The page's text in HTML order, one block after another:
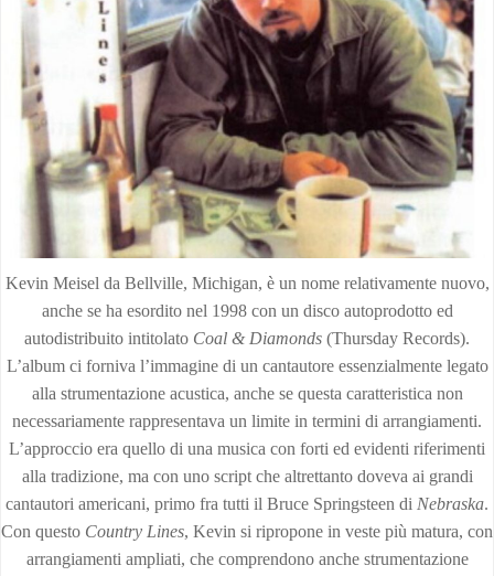
Kevin Meisel da Bellville, Michigan, è un nome relativamente nuovo,
anche se ha esordito nel 1998 con un disco autoprodotto ed
autodistribuito intitolato Coal & Diamonds (Thursday Records).
L’album ci forniva l’immagine di un cantautore essenzialmente legato
alla strumentazione acustica, anche se questa caratteristica non
necessariamente rappresentava un limite in termini di arrangiamenti.
L’approccio era quello di una musica con forti ed evidenti riferimenti
alla tradizione, ma con uno script che altrettanto doveva ai grandi
cantautori americani, primo fra tutti il Bruce Springsteen di Nebraska.
Con questo Country Lines, Kevin si ripropone in veste più matura, con
arrangiamenti ampliati, che comprendono anche strumentazione